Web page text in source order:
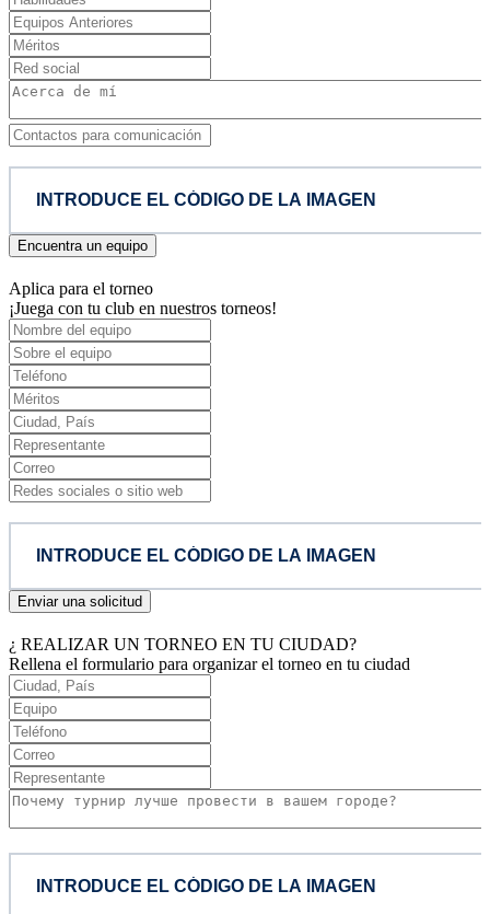
Encuentra un equipo
Aplica para el torneo
¡Juega con tu club en nuestros torneos!
Enviar una solicitud
¿ REALIZAR UN TORNEO EN TU CIUDAD?
Rellena el formulario para organizar el torneo en tu ciudad